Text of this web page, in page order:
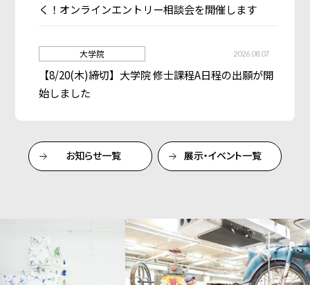
く！オンラインエントリー相談会を開催します
大学院 2026.08.07
【8/20(木)締切】大学院 修士課程A日程の出願が開
始しました
お知らせ一覧 展示・イベント一覧